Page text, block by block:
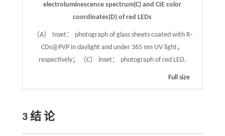
electroluminescence spectrum(C) and CIE color
coordinates(D) of red LEDs
（A） Inset： photograph of glass sheets coated with R-
CDs@PVP in daylight and under 365 nm UV light，
respectively；（C） inset： photograph of red LED.
Full size
3 结 论